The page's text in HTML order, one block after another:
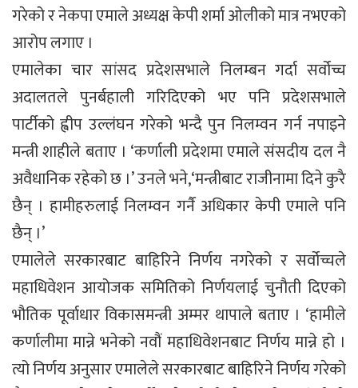
गरेको र नेकपा एमाले अध्यक्ष केपी शर्मा ओलीको मात्र नभएको
आरोप लगाए ।
एमालेका चार सांसद प्रदेशसभाले निलम्बन गर्दा सर्वोच्च
अदालतले पुनर्बहाली गरिदिएको भए पनि प्रदेशसभाले
पार्टीको ह्वीप उल्लंघन गरेको भन्दै पुन निलम्वन गर्न नपाइने
मन्त्री शाहीले बताए । ‘कर्णाली प्रदेशमा एमाले संसदीय दल नै
अवैधानिक रहेको छ ।’ उनले भने,‘मन्त्रीबाट राजीनामा दिने कुरै
छैन् । हामीहरुलाई निलम्वन गर्नै अधिकार केपी एमाले पनि
छैन् ।’
एमालेले सरकारबाट बाहिरिने निर्णय नगरेको र सर्वोच्चले
महाधिवेशन आयोजक समितिको निर्णयलाई चुनौती दिएको
भौतिक पूर्वाधार विकासमन्त्री अम्मर थापाले बताए । ‘हामीले
कर्णालीमा मान्ने भनेको नवौं महाधिवेशनबाट निर्णय मान्ने हो ।
त्यो निर्णय अनुसार एमालेले सरकारबाट बाहिरिने निर्णय गरेको